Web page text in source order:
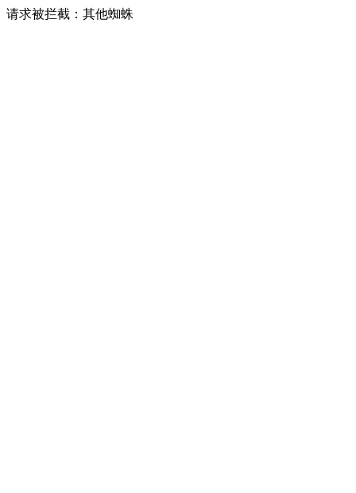
请求被拦截：其他蜘蛛